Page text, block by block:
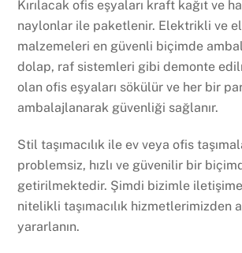
Kırılacak ofis eşyaları kraft kağıt ve
naylonlar ile paketlenir. Elektrikli ve
malzemeleri en güvenli biçimde
dolap, raf sistemleri gibi demonte
olan ofis eşyaları sökülür ve her bir
ambalajlanarak güvenliği sağlanır.
Stil taşımacılık ile ev veya ofis
problemsiz, hızlı ve güvenilir bir
getirilmektedir. Şimdi bizimle
nitelikli taşımacılık hizmetlerimizden
yararlanın.